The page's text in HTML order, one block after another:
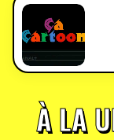
À LA